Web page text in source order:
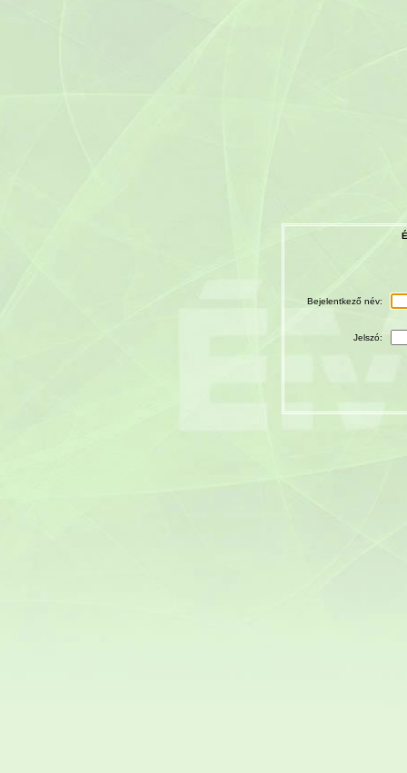
Bejelentkező név:
Jelszó: